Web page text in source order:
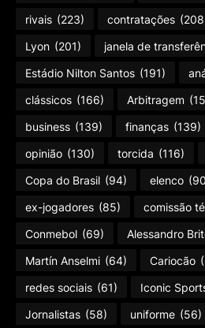
rivais (223) contratações
Lyon (201) janela de
Estádio Nilton Santos (191)
clássicos (166) Arbitragem
business (139) finanças (139)
opinião (130) torcida (116)
Copa do Brasil (94) elenco
ex-jogadores (85) comissão
Conmebol (69) Alessandro
Martín Anselmi (64) Cariocão
redes sociais (61) Iconic
Jornalistas (58) uniforme (56)